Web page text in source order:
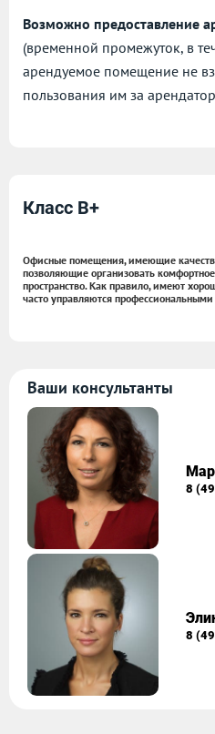
Возможно предоставление
(временной промежуток, в
арендуемое помещение не
пользования им за
Класс B+
Офисные помещения, имеющие
позволяющие организовать
пространство. Как правило, имеют
часто управляются
Ваши консультанты
8
8